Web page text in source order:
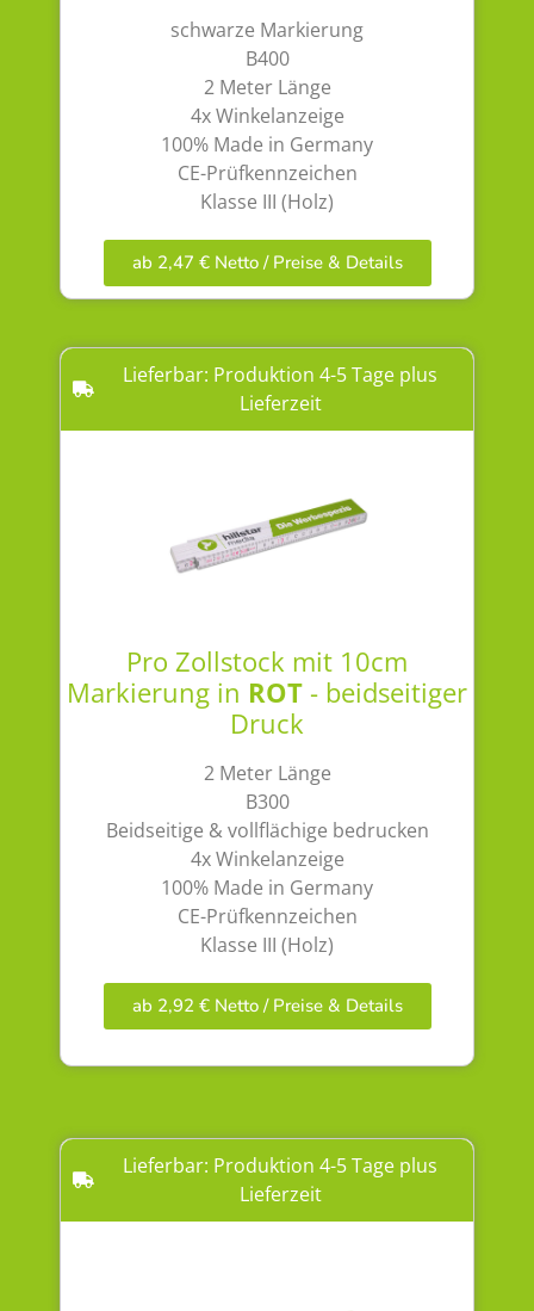
schwarze Markierung
B400
2 Meter Länge
4x Winkelanzeige
100% Made in Germany
CE-Prüfkennzeichen
Klasse III (Holz)
ab 2,47 € Netto / Preise & Details
Lieferbar: Produktion 4-5 Tage plus
Lieferzeit
Pro Zollstock mit 10cm
Markierung in ROT- beidseitiger
Druck
2 Meter Länge
B300
Beidseitige & vollflächige bedrucken
4x Winkelanzeige
100% Made in Germany
CE-Prüfkennzeichen
Klasse III (Holz)
ab 2,92 € Netto / Preise & Details
Lieferbar: Produktion 4-5 Tage plus
Lieferzeit